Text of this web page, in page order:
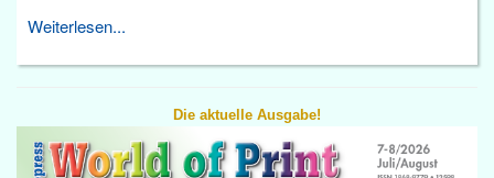
Weiterlesen...
Die aktuelle Ausgabe!